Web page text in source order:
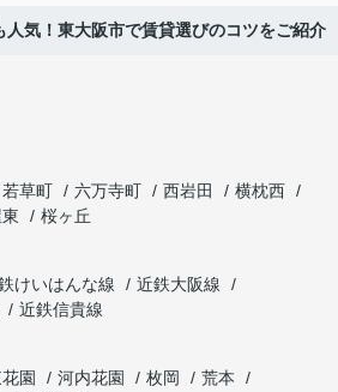
気！東大阪市で賃貸選びのコツをご紹介
若草町 六万寺町 西岩田
横枕西
桜ヶ丘
けいはんな線
近鉄大阪線
近鉄信貴線
園 河内花園 枚岡
荒本